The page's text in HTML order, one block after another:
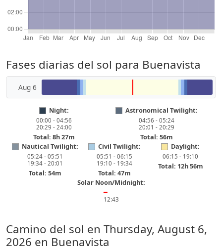
Fases diarias del sol para Buenavista
Aug 6
Night:
00:00 - 04:56
20:29 - 24:00
Total: 8h 27m
Astronomical Twilight:
04:56 - 05:24
20:01 - 20:29
Total: 56m
Nautical Twilight:
05:24 - 05:51
19:34 - 20:01
Total: 54m
Civil Twilight:
05:51 - 06:15
19:10 - 19:34
Total: 47m
Daylight:
06:15 - 19:10
Total: 12h 56m
Solar Noon/Midnight:
━
12:43
Camino del sol en Thursday, August 6,
2026 en Buenavista